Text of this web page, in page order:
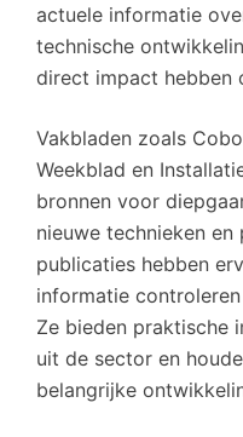
actuele informatie
technische
direct impact hebben
Vakbladen zoals
Weekblad en
bronnen voor
nieuwe technieken en
publicaties hebben
informatie
Ze bieden praktische
uit de sector en
belangrijke